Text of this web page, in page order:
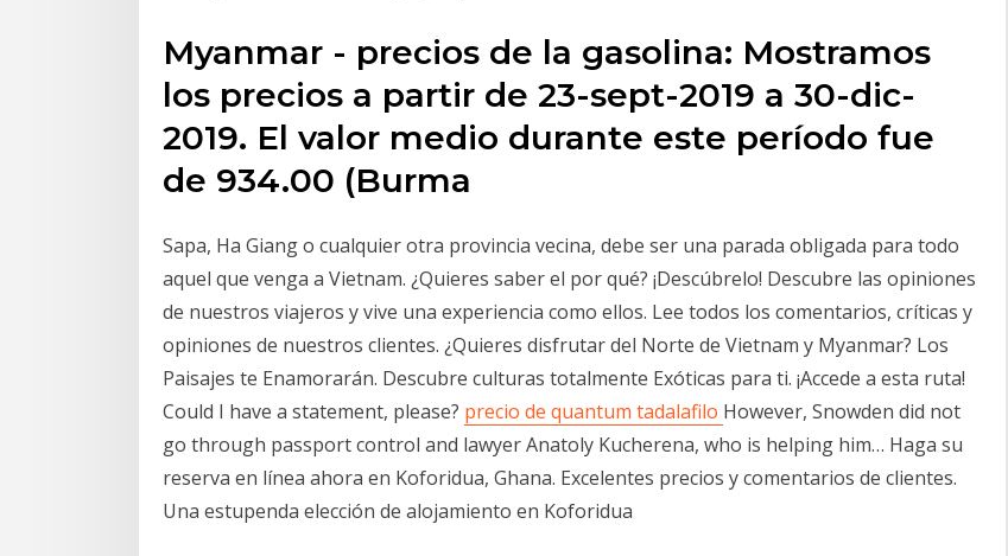
Myanmar - precios de la gasolina: Mostramos
los precios a partir de 23-sept-2019 a 30-dic-
2019. El valor medio durante este período fue
de 934.00 (Burma
Sapa, Ha Giang o cualquier otra provincia vecina, debe ser una parada obligada para todo
aquel que venga a Vietnam. ¿Quieres saber el por qué? ¡Descúbrelo! Descubre las opiniones
de nuestros viajeros y vive una experiencia como ellos. Lee todos los comentarios, críticas y
opiniones de nuestros clientes. ¿Quieres disfrutar del Norte de Vietnam y Myanmar? Los
Paisajes te Enamorarán. Descubre culturas totalmente Exóticas para ti. ¡Accede a esta ruta!
Could I have a statement, please? precio de quantum tadalafilo However, Snowden did not
go through passport control and lawyer Anatoly Kucherena, who is helping him… Haga su
reserva en línea ahora en Koforidua, Ghana. Excelentes precios y comentarios de clientes.
Una estupenda elección de alojamiento en Koforidua